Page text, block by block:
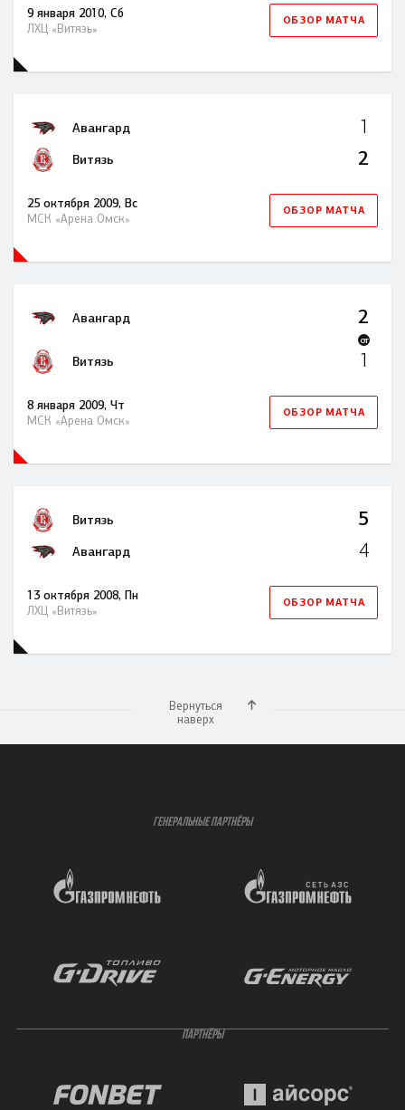
9 января 2010, Сб
ЛХЦ «Витязь»
ОБЗОР МАТЧА
25 октября 2009, Вс
МСК «Арена Омск»
Авангард 1
Витязь 2
ОБЗОР МАТЧА
8 января 2009, Чт
МСК «Арена Омск»
Авангард 2
OT
Витязь 1
ОБЗОР МАТЧА
13 октября 2008, Пн
ЛХЦ «Витязь»
Витязь 5
Авангард 4
ОБЗОР МАТЧА
Вернуться
наверх
ГЕНЕРАЛЬНЫЕ ПАРТНЁРЫ
ПАРТНЁРЫ